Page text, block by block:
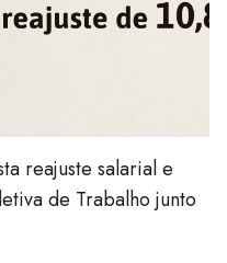
reajuste salarial e
de Trabalho junto